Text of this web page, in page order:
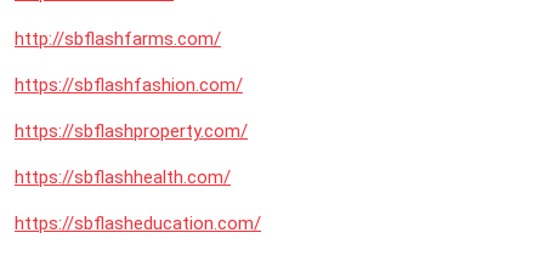
http://sbflashfarms.com/
https://sbflashfashion.com/
https://sbflashproperty.com/
https://sbflashhealth.com/
https://sbflasheducation.com/